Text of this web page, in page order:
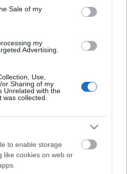
Sale of my
my
Advertising.
Use,
Sharing of my
Unrelated with the
collected.
to enable storage
like cookies on web or
csökken a riasztás
HIRDETÉS